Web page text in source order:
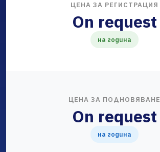
ЦЕНА ЗА РЕГИСТРАЦИЯ
On request
на година
ЦЕНА ЗА ПОДНОВЯВАНЕ
On request
на година